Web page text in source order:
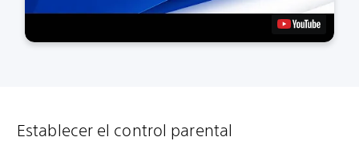
Establecer el control parental